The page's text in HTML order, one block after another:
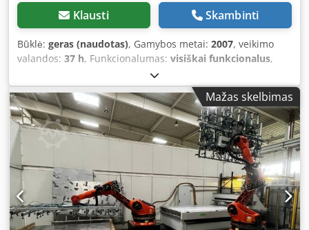
Klausti Skambinti
Būklė: geras (naudotas), Gamybos metai: 2007, veikimo
valandos: 37 h, Funkcionalumas: visiškai funkcionalus,
, rankos pasiekiamumas:
valdiklių gamintojas:ABB, valdiklio modelis:66-55293 (IRC5
Dual), teach pendant gamintojas:ABB, teach pendant
modelis:FlexPendant , įėjimo įtampa:400 V, Įranga:
dokumentacija / vadovas, Parduodama: pilna pramoninė
robotų sistema ABB IRB 6600-175 su IRC5 valdymo bloku.
Tinkamai laikoma, supakuota ir užtvirtinta ant padėklo. •
Gamintojas: ABB • Modelis: IRB 6600-175 Csdpszqdy Hsfx
Agmeha • Pagaminimo metai: 2007 • Naudingoji apkrova:
175 kg • Valdiklis: ABB IRC5 • Komplektacijoje: robotų ranka,
IRC5 valdymo blokas, „FlexPendant“, jungiamieji laidai. •
Mažas skelbimas